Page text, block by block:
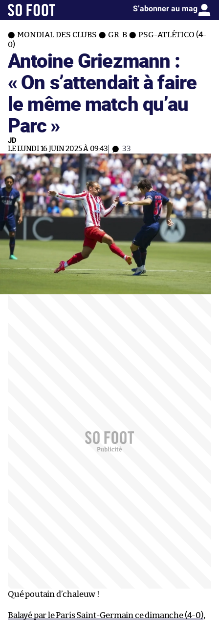
S’abonner au mag
MONDIAL DES CLUBS GR. B
PSG-ATLÉTICO (4-
0)
Antoine Griezmann :
« On s’attendait à faire
le même match qu’au
Parc »
JD
LE LUNDI 16 JUIN 2025 À 09:43 33
Qué poutain d’chaleuw !
Balayé par le Paris Saint-Germain ce dimanche (4-0),